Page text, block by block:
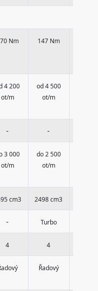
Nm 147 Nm
4 200
ot/m
od 4 500
ot/m
- -
3 000
ot/m
do 2 500
ot/m
cm3 2498 cm3
- Turbo
4 4
Řadový